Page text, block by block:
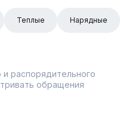
Теплые Нарядные
распорядительного
обращения